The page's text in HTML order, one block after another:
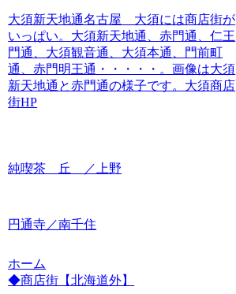
大須新天地通名古屋 大須には商店街が
いっぱい。大須新天地通、赤門通、仁王
門通、大須観音通、大須本通、門前町
通、赤門明王通・・・・・。画像は大須
新天地通と赤門通の様子です。大須商店
街HP
純喫茶 丘 ／上野
円通寺／南千住
ホーム
◆商店街【北海道外】